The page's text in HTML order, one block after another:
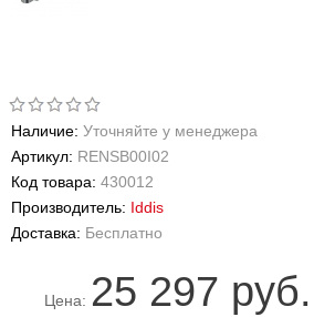
Наличие: Уточняйте у менеджера
Артикул: RENSB00I02
Код товара: 430012
Производитель: Iddis
Доставка: Бесплатно
Цена: 25 297 руб.